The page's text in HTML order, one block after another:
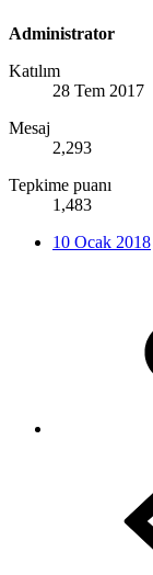
Administrator
Katılım
28 Tem 2017
Mesaj
2,293
Tepkime puanı
1,483
10 Ocak 2018